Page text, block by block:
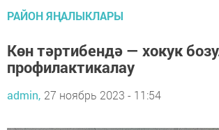
РАЙОН ЯҢАЛЫКЛАРЫ
Көн тәртибендә — хокук
профилактикалау
admin, 27 ноябрь 2023 - 11:54